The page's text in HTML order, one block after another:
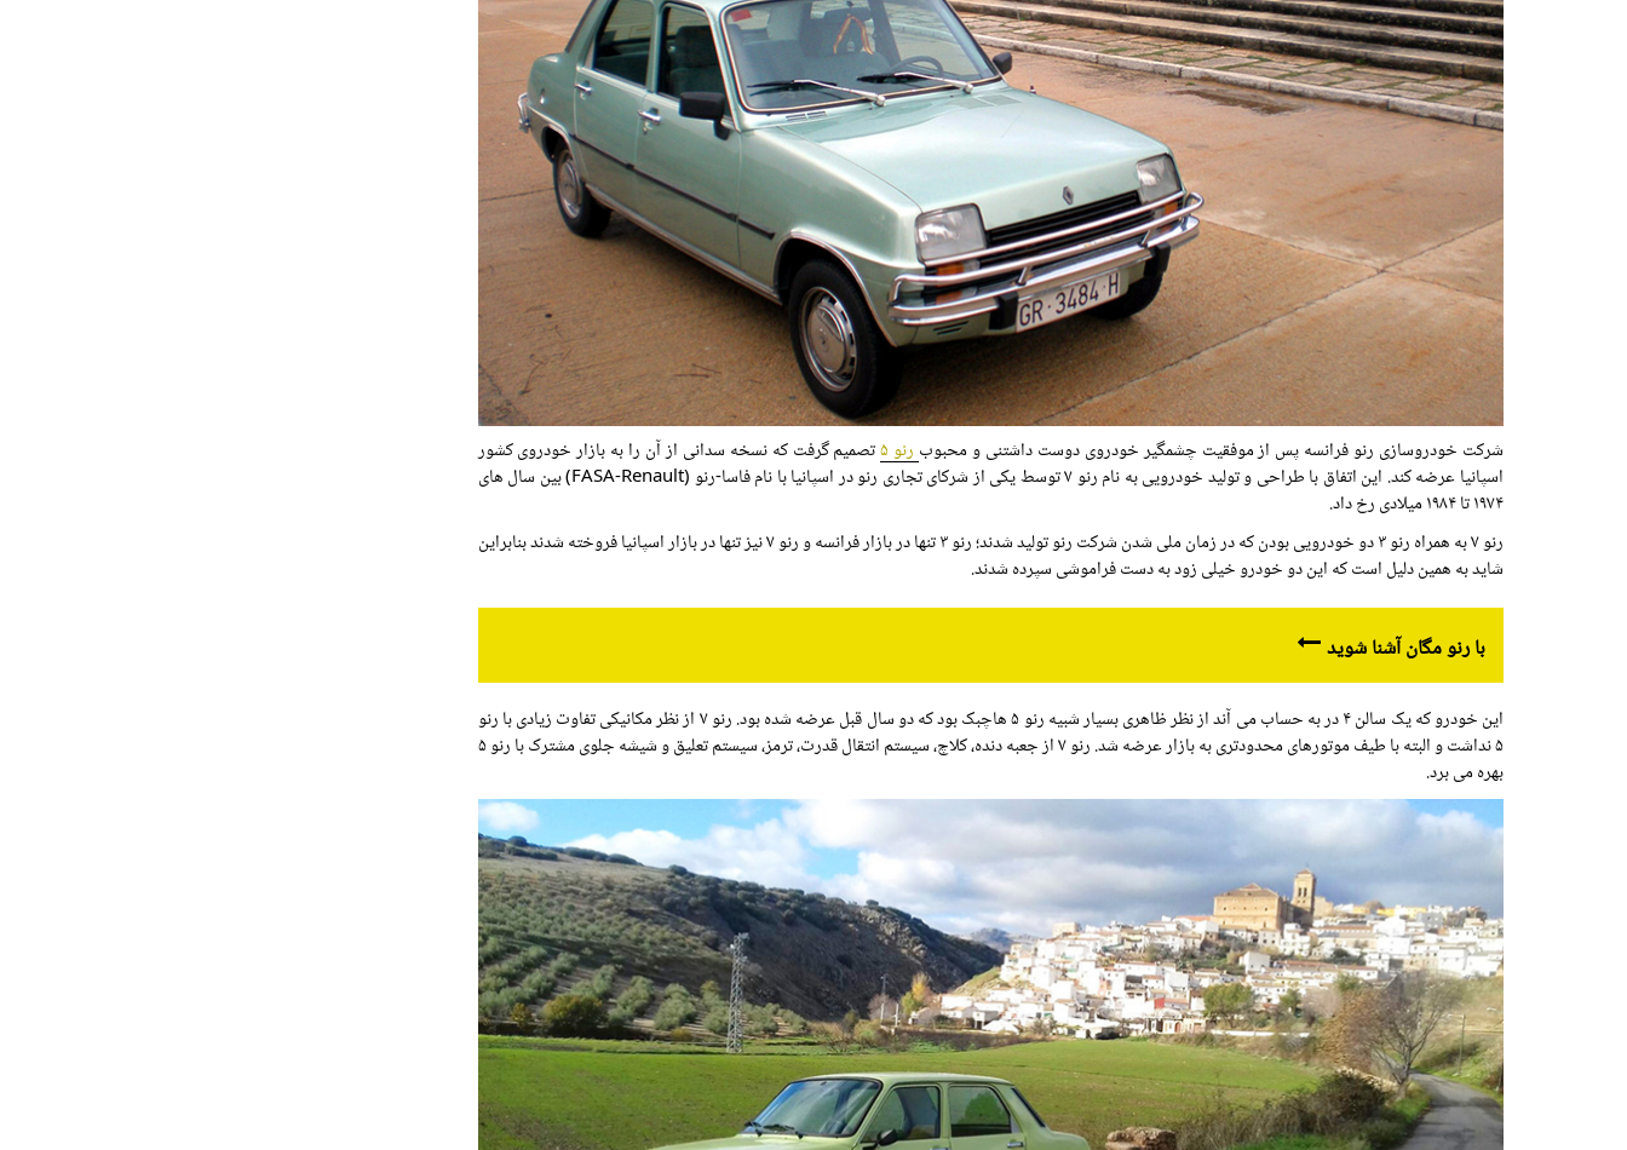
شرکت خودروسازی رنو فرانسه پس از موفقیت چشمگیر خودروی دوست داشتنی و محبوب رنو ۵ تصمیم گرفت که نسخه سدانی از آن را به بازار خودروی کشور
اسپانیا عرضه کند. این اتفاق با طراحی و تولید خودرویی به نام رنو ۷ توسط یکی از شرکای تجاری رنو در اسپانیا با نام فاسا-رنو (FASA-Renault) بین سال های
۱۹۷۴ تا ۱۹۸۴ میلادی رخ داد.
رنو ۷ به همراه رنو ۳ دو خودرویی بودن که در زمان ملی شدن شرکت رنو تولید شدند؛ رنو ۳ تنها در بازار فرانسه و رنو ۷ نیز تنها در بازار اسپانیا فروخته شدند بنابراین
شاید به همین دلیل است که این دو خودرو خیلی زود به دست فراموشی سپرده شدند.
با رنو مگان آشنا شوید
این خودرو که یک سالن ۴ در به حساب می آند از نظر ظاهری بسیار شبیه رنو ۵ هاچبک بود که دو سال قبل عرضه شده بود. رنو ۷ از نظر مکانیکی تفاوت زیادی با رنو
۵ نداشت و البته با طیف موتورهای محدودتری به بازار عرضه شد. رنو ۷ از جعبه دنده، کلاچ، سیستم انتقال قدرت، ترمز، سیستم تعلیق و شیشه جلوی مشترک با رنو ۵
بهره می برد.